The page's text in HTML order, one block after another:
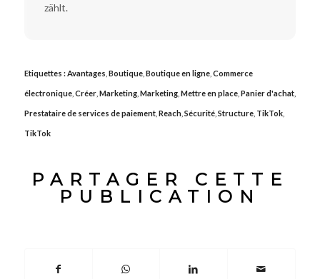
zählt.
Etiquettes :Avantages Boutique, Boutique en ligne, Commerce
électronique, Créer, Marketing, Marketing, Mettre en place, Panier d'achat,
Prestataire de services de paiement, Reach, Sécurité, Structure, TikTok,
TikTok
PARTAGER CETTE
PUBLICATION